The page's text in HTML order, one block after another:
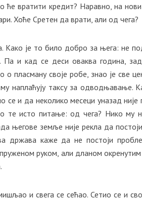
ће вратити кредит? Наравно, на
Хоће Сретен да врати, али од чега?
Како је то било добро за њега: не
и кад се деси оваква година,
о пласману своје робе, знао је све
му наплаћују таксу за
се и да неколико месеци уназад није
те исто питање: од чега? Нико му
његове земље није рекла да
држава каже да не постоји
руком, али дланом
и свега се сећао. Сетио се и